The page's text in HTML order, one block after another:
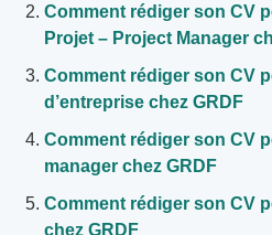
Comment rédiger son CV
Projet – Project Manager
Comment rédiger son CV
d’entreprise chez GRDF
Comment rédiger son CV
manager chez GRDF
Comment rédiger son CV
chez GRDF